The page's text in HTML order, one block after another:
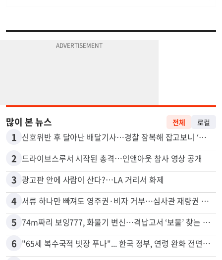
많이 본 뉴스
1 신호위반 후 달아난 배달기사…경찰 잠복해 잡고보니 ‘반전’
2 드라이브스루서 시작된 총격…인앤아웃 참사 영상 공개
3 광고판 안에 사람이 산다?…LA 거리서 화제
4 서류 하나만 빠져도 영주권·비자 거부…심사관 재량권 대폭 확대
5 74m짜리 보잉777, 화물기 변신…격납고서 ‘보물’ 찾는 인천공항